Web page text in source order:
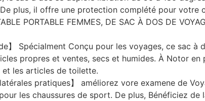
plus, il offre une protection complété pour votre
PORTABLE FEMMES, DE SAC À DOS DE
】 Spécialment Conçu pour les voyages, ce sac
propres et ventes, secs et humides. À Notor
et les articles de toilette.
pratiques】 améliorez vore examene de
les chaussures de sport. De plus, Bénéficiez